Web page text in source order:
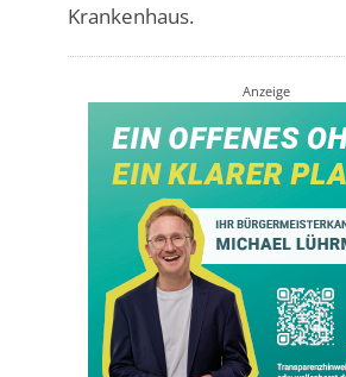
Krankenhaus.
Anzeige